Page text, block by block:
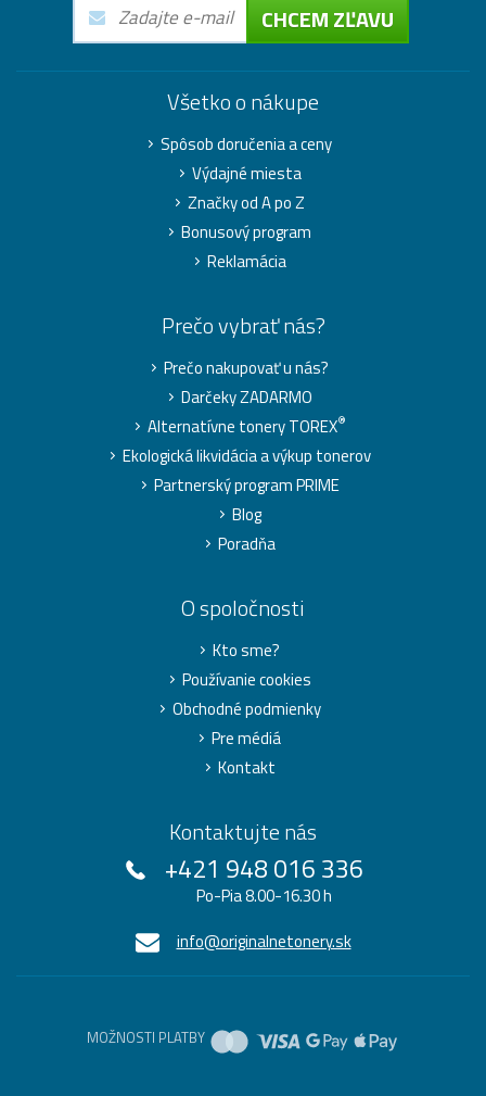
CHCEM ZĽAVU
Všetko o nákupe
Spôsob doručenia a ceny
Výdajné miesta
Značky od A po Z
Bonusový program
Reklamácia
Prečo vybrať nás?
Prečo nakupovať u nás?
Darčeky ZADARMO
Alternatívne tonery TOREX®
Ekologická likvidácia a výkup tonerov
Partnerský program PRIME
Blog
Poradňa
O spoločnosti
Kto sme?
Používanie cookies
Obchodné podmienky
Pre médiá
Kontakt
Kontaktujte nás
+421 948 016 336
Po-Pia 8.00-16.30 h
info@originalnetonery.sk
MOŽNOSTI PLATBY